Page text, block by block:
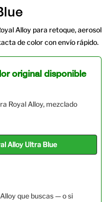
Alloy para retoque, aerosol
de color con envío rápido.
original disponible
Royal Alloy, mezclado
Alloy Ultra Blue
que buscas — o si